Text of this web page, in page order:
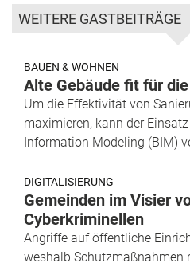
WEITERE GASTBEITRÄGE
BAUEN & WOHNEN
Alte Gebäude fit für
Um die Effektivität von
maximieren, kann der
Information Modeling (BIM)
DIGITALISIERUNG
Gemeinden im Visier
Cyberkriminellen
Angriffe auf öffentliche
weshalb Schutzmaßnahmen